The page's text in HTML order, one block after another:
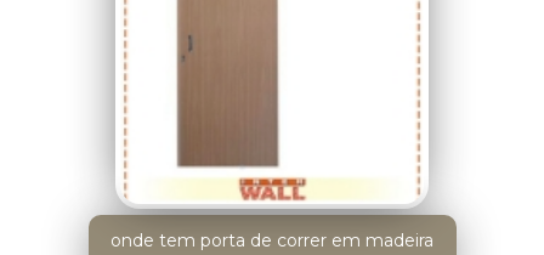
onde tem porta de correr em madeira